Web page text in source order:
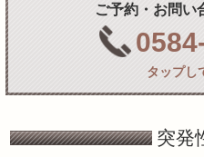
ご予約・お問い
タップし
突発